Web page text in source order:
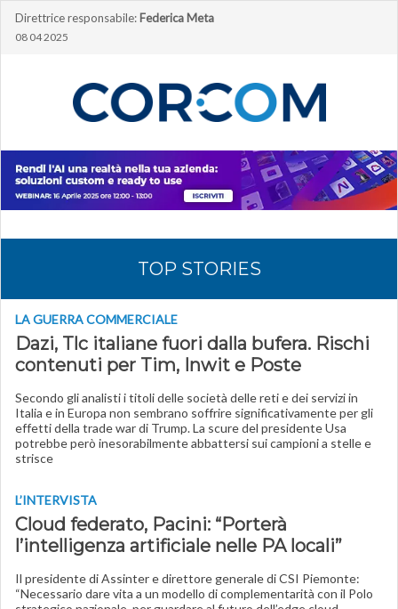
Direttrice responsabile: Federica Meta
08 04 2025
TOP STORIES
LA GUERRA COMMERCIALE
Dazi, Tlc italiane fuori dalla bufera. Rischi
contenuti per Tim, Inwit e Poste
Secondo gli analisti i titoli delle società delle reti e dei servizi in
Italia e in Europa non sembrano soffrire significativamente per gli
effetti della trade war di Trump. La scure del presidente Usa
potrebbe però inesorabilmente abbattersi sui campioni a stelle e
strisce
L’INTERVISTA
Cloud federato, Pacini: “Porterà
l’intelligenza artificiale nelle PA locali”
Il presidente di Assinter e direttore generale di CSI Piemonte:
“Necessario dare vita a un modello di complementarità con il Polo